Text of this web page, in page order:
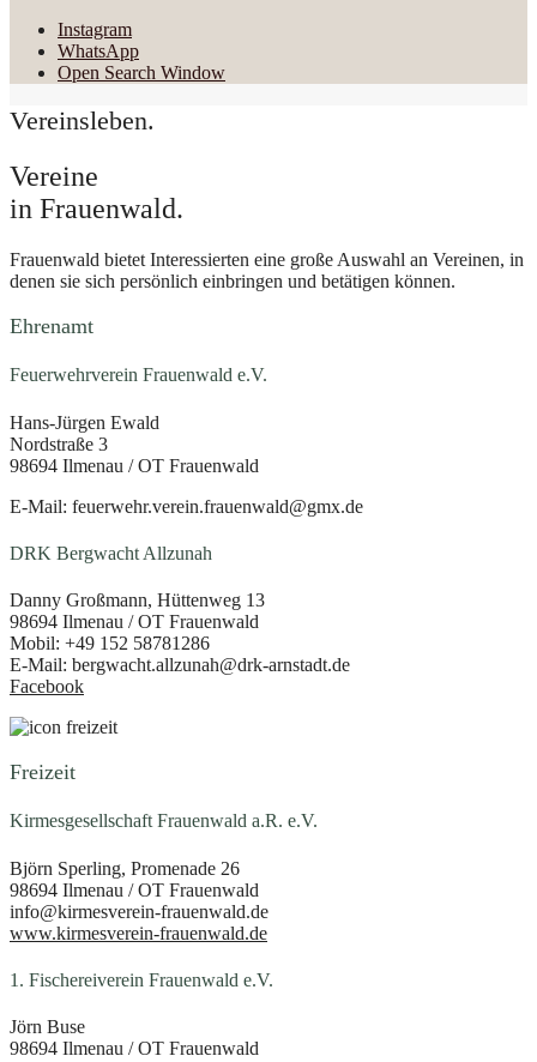
Instagram
WhatsApp
Open Search Window
Vereinsleben.
Vereine
in Frauenwald.
Frauenwald bietet Interessierten eine große Auswahl an Vereinen, in
denen sie sich persönlich einbringen und betätigen können.
Ehrenamt
Feuerwehrverein Frauenwald e.V.
Hans-Jürgen Ewald
Nordstraße 3
98694 Ilmenau / OT Frauenwald
E-Mail: feuerwehr.verein.frauenwald@gmx.de
DRK Bergwacht Allzunah
Danny Großmann, Hüttenweg 13
98694 Ilmenau / OT Frauenwald
Mobil: +49 152 58781286
E-Mail: bergwacht.allzunah@drk-arnstadt.de
Facebook
Freizeit
Kirmesgesellschaft Frauenwald a.R. e.V.
Björn Sperling, Promenade 26
98694 Ilmenau / OT Frauenwald
info@kirmesverein-frauenwald.de
www.kirmesverein-frauenwald.de
1. Fischereiverein Frauenwald e.V.
Jörn Buse
98694 Ilmenau / OT Frauenwald